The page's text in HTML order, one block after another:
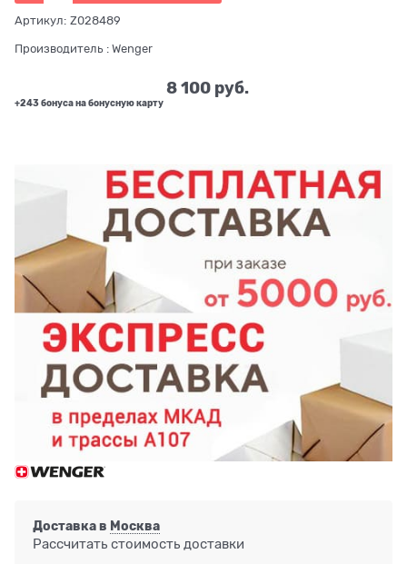
Артикул: Z028489
Производитель : Wenger
8 100 руб.
+243 бонуса на бонусную карту
Доставка в Москва
Рассчитать стоимость доставки